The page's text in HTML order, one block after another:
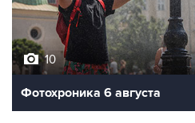
10
Фотохроника 6 августа